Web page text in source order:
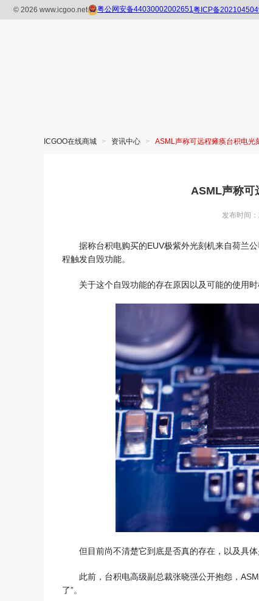
ICGOO在线商城 > 资讯中心 > ASML声称可远程瘫痪台积电光
ASML声称可
发布时间
据称台积电购买的EUV极紫外光刻机来自荷兰
程触发自毁功能。
关于这个自毁功能的存在原因以及可能的使用时
但目前尚不清楚它到底是否真的存在，以及具
此前，台积电高级副总裁张晓强公开抱怨，
了”。